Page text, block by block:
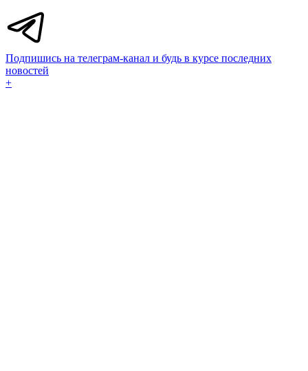
Подпишись на телеграм-канал и будь в курсе последних
новостей
+